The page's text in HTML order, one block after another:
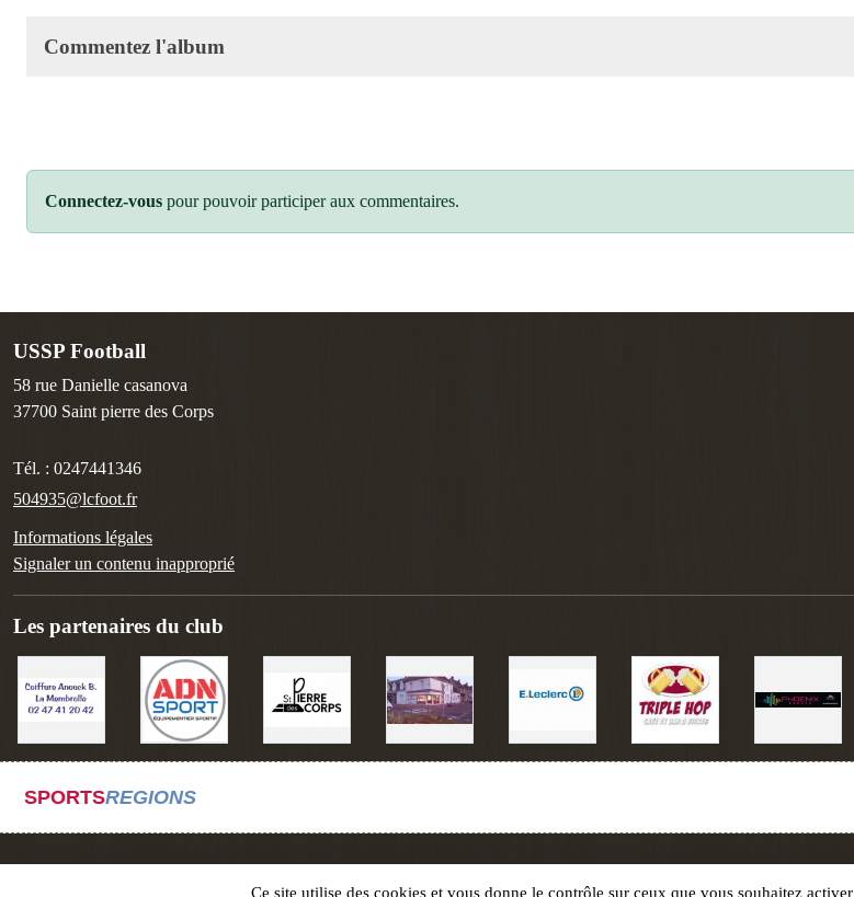
Commentez l'album
Connectez-vous pour pouvoir participer aux commentaires.
USSP Football
58 rue Danielle casanova
37700 Saint pierre des Corps
Tél. : 0247441346
504935@lcfoot.fr
Informations légales
Signaler un contenu inapproprié
Les partenaires du club
SPORTSREGIONS
Ce site utilise des cookies et vous donne le contrôle sur ceux que vous souhaitez activer